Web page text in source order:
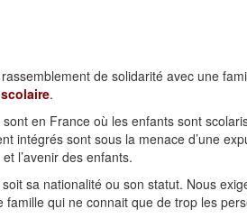
de solidarité avec une
.
en France où les enfants sont
intégrés sont sous la menace d’une
l’avenir des enfants.
sa nationalité ou son statut. Nous
qui ne connait que de trop les